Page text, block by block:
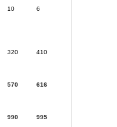
10 6
320 410
570 616
990 995